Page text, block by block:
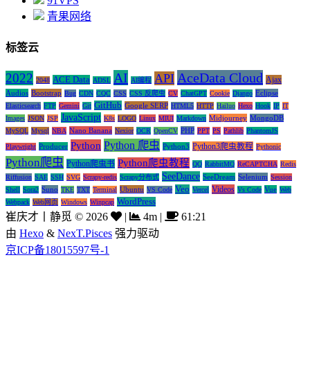
青果网络
标签云
2022 2048 ACE Data ADSL AI AI编程 API AceData Cloud Ajax
Audios Bootstrap Bug CDN CQC CSS CSS 反爬虫 CV ChatGPT Cookie Django Eclipse
Elasticsearch FTP Gemini Git GitHub Google SERP HTML5 HTTP Hailuo Hexo Hook IP IT
Images JSON JSP JavaScript K8s LOGO Linux MIUI Markdown Midjourney MongoDB
MySQL Mysql NBA Nano Banana Nexior OCR OpenCV PHP PPT PS Pathlib PhantomJS
Playwright Producer Python Python 爬虫 Python3 Python3爬虫教程 Pythonic
Python爬虫 Python爬虫书 Python爬虫教程 QQ RabbitMQ ReCAPTCHA Redis
Riffusion SAE SSH SVG Scrapy-redis Scrapy分布式 SeeDance SeeDream Selenium Session
Shell Sora2 Suno TKE TXT Terminal Ubuntu VS Code Veo Vercel Videos Vs Code Vue Web
Webpack Web网页 Windows Winpcap WordPress
崔庆才丨静觅 © 2026 | 4m |
61:21
由 Hexo & NexT.Pisces 强力驱动
京ICP备18015597号-1